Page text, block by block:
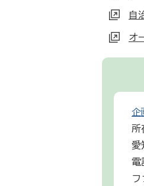
自
オ
企
所
愛
電
フ